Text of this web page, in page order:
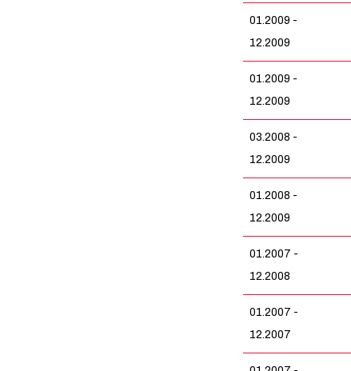
01.2009 -
12.2009
01.2009 -
12.2009
03.2008 -
12.2009
01.2008 -
12.2009
01.2007 -
12.2008
01.2007 -
12.2007